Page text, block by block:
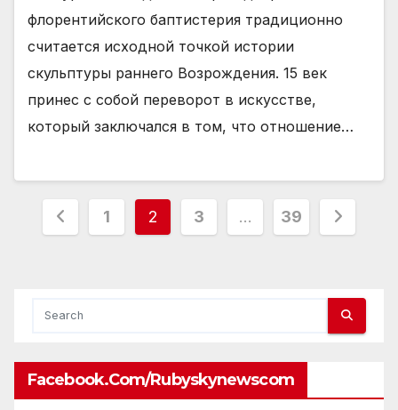
флорентийского баптистерия традиционно
считается исходной точкой истории
скульптуры раннего Возрождения. 15 век
принес с собой переворот в искусстве,
который заключался в том, что отношение…
Posts
1 2 3 … 39
Facebook.com/rubyskynewscom